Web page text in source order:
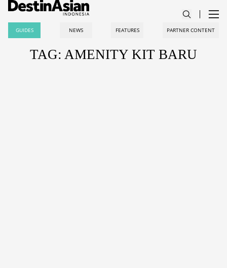
GUIDES NEWS FEATURES PARTNER CONTENT
TAG: AMENITY KIT BARU